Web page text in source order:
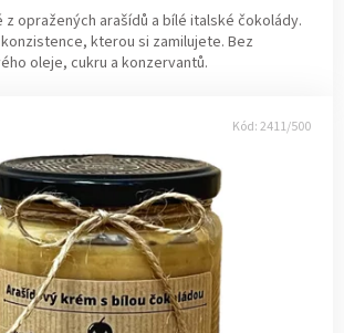
z opražených arašídů a bílé italské čokolády.
kterou si zamilujete. Bez
oleje, cukru a konzervantů.
Kód:2411/500